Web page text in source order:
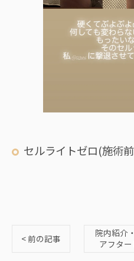
セルライトゼロ(施術
< 前の記事
院内紹介
アフタ